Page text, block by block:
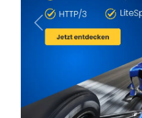
Previous